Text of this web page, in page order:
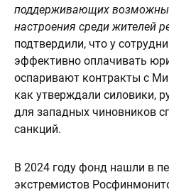
поддерживающих
настроения среди жителей
подтвердили, что у
эффективно оплачивать
оспаривают контракты с
как утверждали силовики,
для западных чиновников
санкций.
В 2024 году фонд нашли в
экстремистов